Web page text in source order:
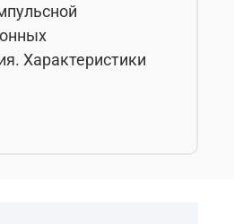
Характеристики